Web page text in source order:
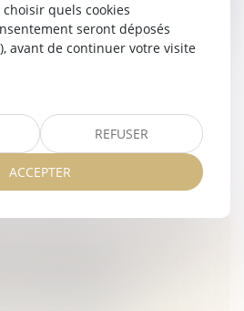
avoir bénéficié d’une
assistée en Belgique, l’une
naissance à une fille El. En mai
OBTENIR
LA COPROPRIÉTÉ
CONDUIT
choisir quels cookies
seront déposés
avant de continuer votre visite
REFUSER
ACCEPTER